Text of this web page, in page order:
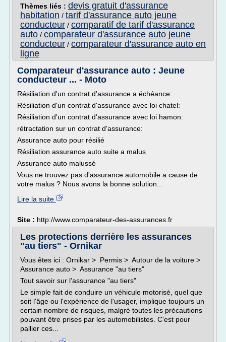
Thèmes liés : devis gratuit d'assurance
habitation / tarif d'assurance auto jeune
conducteur / comparatif de tarif d'assurance
auto / comparateur d'assurance auto jeune
conducteur / comparateur d'assurance auto en
ligne
Comparateur d'assurance auto : Jeune
conducteur ... - Moto
Résiliation d'un contrat d'assurance a échéance:
Résiliation d'un contrat d'assurance avec loi chatel:
Résiliation d'un contrat d'assurance avec loi hamon:
rétractation sur un contrat d'assurance:
Assurance auto pour résilié
Résiliation assurance auto suite a malus
Assurance auto malussé
Vous ne trouvez pas d'assurance automobile a cause de
votre malus ? Nous avons la bonne solution...
Lire la suite
Site : http://www.comparateur-des-assurances.fr
Les protections derrière les assurances
"au tiers" - Ornikar
Vous êtes ici : Ornikar > Permis > Autour de la voiture >
Assurance auto > Assurance "au tiers"
Tout savoir sur l'assurance "au tiers"
Le simple fait de conduire un véhicule motorisé, quel que
soit l'âge ou l'expérience de l'usager, implique toujours un
certain nombre de risques, malgré toutes les précautions
pouvant être prises par les automobilistes. C'est pour
pallier ces...